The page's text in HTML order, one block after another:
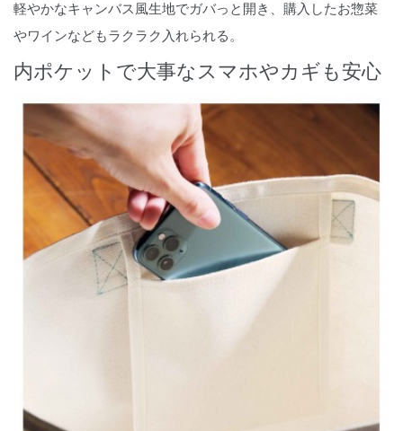
軽やかなキャンバス風生地でガバっと開き、購入したお惣菜
やワインなどもラクラク入れられる。
内ポケットで大事なスマホやカギも安心